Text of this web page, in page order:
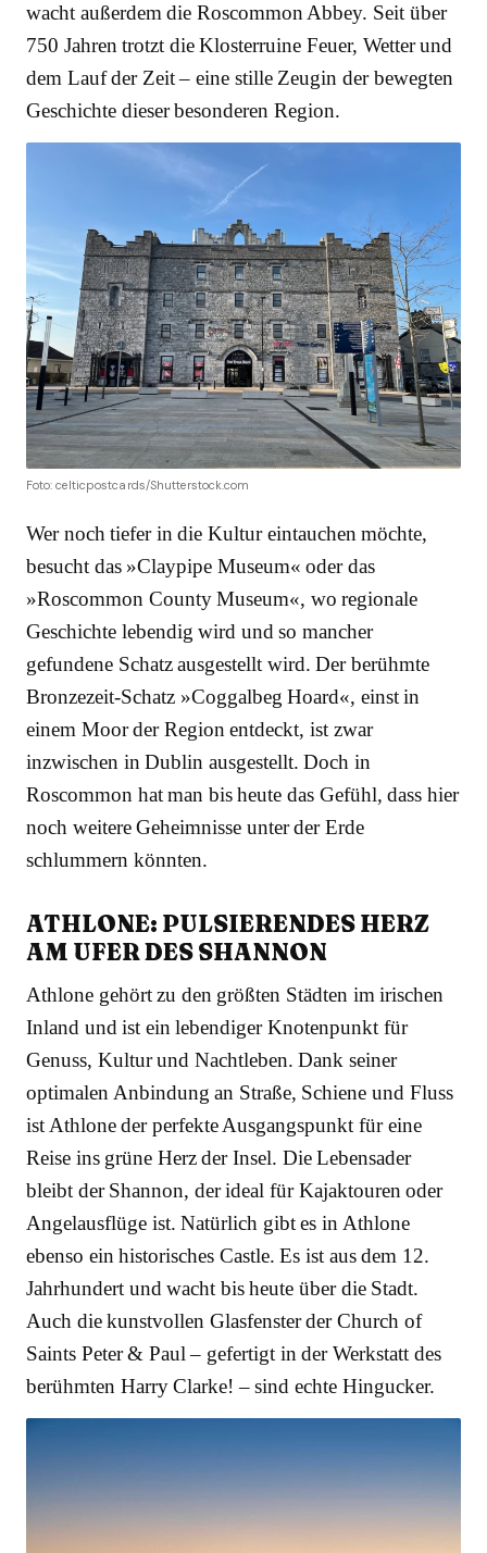
wacht außerdem die Roscommon Abbey. Seit über
750 Jahren trotzt die Klosterruine Feuer, Wetter und
dem Lauf der Zeit – eine stille Zeugin der bewegten
Geschichte dieser besonderen Region.
Foto: celticpostcards/Shutterstock.com
Wer noch tiefer in die Kultur eintauchen möchte,
besucht das »Claypipe Museum« oder das
»Roscommon County Museum«, wo regionale
Geschichte lebendig wird und so mancher
gefundene Schatz ausgestellt wird. Der berühmte
Bronzezeit-Schatz »Coggalbeg Hoard«, einst in
einem Moor der Region entdeckt, ist zwar
inzwischen in Dublin ausgestellt. Doch in
Roscommon hat man bis heute das Gefühl, dass hier
noch weitere Geheimnisse unter der Erde
schlummern könnten.
ATHLONE: PULSIERENDES HERZ
AM UFER DES SHANNON
Athlone gehört zu den größten Städten im irischen
Inland und ist ein lebendiger Knotenpunkt für
Genuss, Kultur und Nachtleben. Dank seiner
optimalen Anbindung an Straße, Schiene und Fluss
ist Athlone der perfekte Ausgangspunkt für eine
Reise ins grüne Herz der Insel. Die Lebensader
bleibt der Shannon, der ideal für Kajaktouren oder
Angelausflüge ist. Natürlich gibt es in Athlone
ebenso ein historisches Castle. Es ist aus dem 12.
Jahrhundert und wacht bis heute über die Stadt.
Auch die kunstvollen Glasfenster der Church of
Saints Peter & Paul – gefertigt in der Werkstatt des
berühmten Harry Clarke! – sind echte Hingucker.